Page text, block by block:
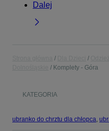
Dalej
Komplety - Góra
KATEGORIA
ubranko do chrztu dla chłopca,